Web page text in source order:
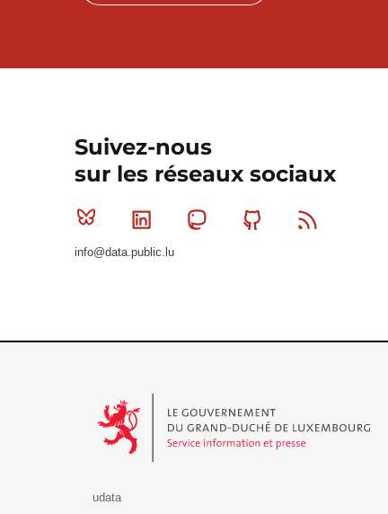
Suivez-nous
sur les réseaux sociaux
Bluesky Linkedin MastodonGithub
info@data.public.lu
udata